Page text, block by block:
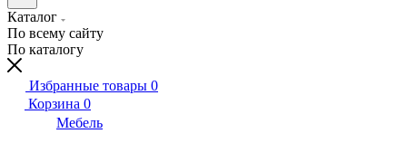
Каталог
По всему сайту
По каталогу
Избранные товары 0
Корзина 0
Мебель